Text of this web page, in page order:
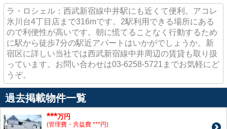
ラ・ロシェル：西武新宿線中井駅にも近くて便利。アコレ
氷川台4丁目店まで316mです。2駅利用できる場所にある
ので利便性が高いです。朝に慌てることなく行動するため
に駅から徒歩7分の駅近アパートはいかがでしょうか。新
宿区に詳しい当社では西武新宿線中井周辺の賃貸も取り扱
っています。お問い合わせは03-6258-5721までお気軽にど
うぞ。
過去掲載物件一覧
***万円
(管理費・共益費 ***円)